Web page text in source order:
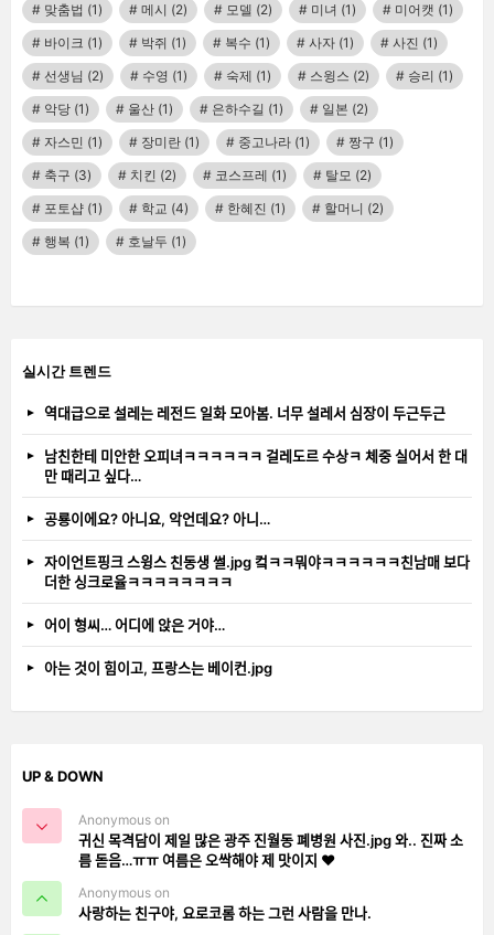
맞춤법 (1) 메시 (2) 모델 (2) 미녀 (1) 미어캣 (1)
바이크 (1) 박쥐 (1) 복수 (1) 사자 (1) 사진 (1)
선생님 (2) 수영 (1) 숙제 (1) 스윙스 (2) 승리 (1)
악당 (1) 울산 (1) 은하수길 (1) 일본 (2)
자스민 (1) 장미란 (1) 중고나라 (1) 짱구 (1)
축구 (3) 치킨 (2) 코스프레 (1) 탈모 (2)
포토샵 (1) 학교 (4) 한혜진 (1) 할머니 (2)
행복 (1) 호날두 (1)
실시간 트렌드
역대급으로 설레는 레전드 일화 모아봄. 너무 설레서 심장이 두근두근
남친한테 미안한 오피녀ㅋㅋㅋㅋㅋㅋ 걸레도르 수상ㅋ 체중 실어서 한 대
만 때리고 싶다…
공룡이에요? 아니요, 악언데요? 아니…
자이언트핑크 스윙스 친동생 썰.jpg 컼ㅋㅋ뭐야ㅋㅋㅋㅋㅋㅋ친남매 보다
더한 싱크로율ㅋㅋㅋㅋㅋㅋㅋㅋ
어이 형씨… 어디에 앉은 거야…
아는 것이 힘이고, 프랑스는 베이컨.jpg
UP & DOWN
Anonymous on
귀신 목격담이 제일 많은 광주 진월동 폐병원 사진.jpg 와.. 진짜 소
름 돋음…ㅠㅠ 여름은 오싹해야 제 맛이지 ❤️
Anonymous on
사랑하는 친구야, 요로코롬 하는 그런 사람을 만나.